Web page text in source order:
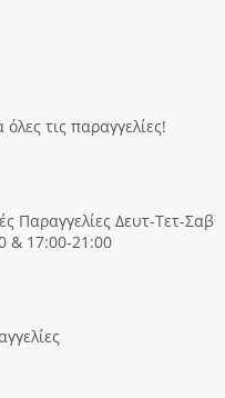
τις παραγγελίες!
Παραγγελίες Δευτ-Τετ-Σαβ
& 17:00-21:00